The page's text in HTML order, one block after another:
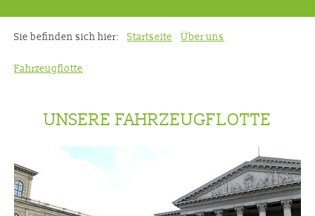
Sie befinden sich hier: Startseite Über uns
Fahrzeugflotte
UNSERE FAHRZEUGFLOTTE